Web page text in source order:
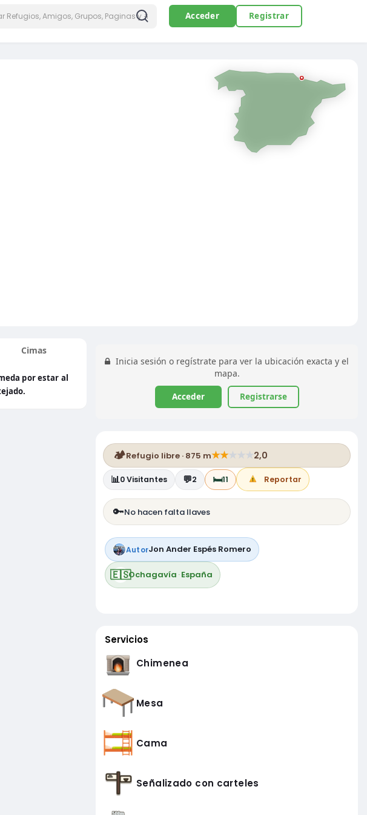
Acceder Registrar
por estar al
Cimas
Inicia sesión o regístrate para ver la ubicación exacta y el
mapa.
Acceder Registrarse
🏕️Refugio libre · 875 m★★★ ★ ★2,0
📊0Visitantes 💬2 🛏️11 Reportar
🔑No hacen falta llaves
AutorJon Ander Espés Romero
🇪🇸Ochagavía ·España
Servicios
Chimenea
Mesa
Cama
Señalizado con carteles